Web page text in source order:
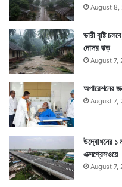
জঞ্জাল সাফাই যিনি
দিয়েছিলেন। সেই সূত্র ধরেই
করে। তবে এটাও এই ঘটনা
জঞ্জালের স্তূপে কে কখন
প্রশাসনের। খবরটি
হয়েছে।
August 8,
ভারী বৃষ্টি
দোসর ঝড়
August 7,
অপারেশনের
August 7,
উদ্বোধনের ১
এক্সপ্রেসওয়ে
August 7,